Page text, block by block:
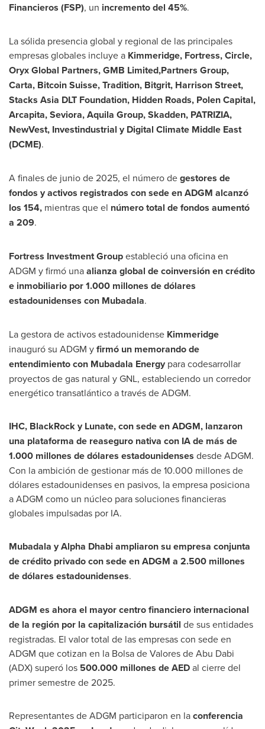
Financieros (FSP), un incremento del 45%.
La sólida presencia global y regional de las principales
empresas globales incluye a Kimmeridge, Fortress, Circle,
Oryx Global Partners, GMB Limited,Partners Group,
Carta, Bitcoin Suisse, Tradition, Bitgrit, Harrison Street,
Stacks Asia DLT Foundation, Hidden Roads, Polen Capital,
Arcapita, Seviora, Aquila Group, Skadden, PATRIZIA,
NewVest, Investindustrial y Digital Climate Middle East
(DCME).
A finales de junio de 2025, el número degestores de
fondos y activos registrados con sede en ADGM alcanzó
los 154, mientras que el número total de fondos aumentó
a 209.
Fortress Investment Groupestableció una oficina en
ADGM y firmó unaalianza global de coinversión en crédito
e inmobiliario por 1.000 millones de dólares
estadounidenses con Mubadala.
La gestora de activos estadounidense Kimmeridge
inauguró su ADGM yfirmó un memorando de
entendimiento con Mubadala Energy para codesarrollar
proyectos de gas natural y GNL, estableciendo un corredor
energético transatlántico a través de ADGM.
IHC, BlackRock y Lunate, con sede en ADGM, lanzaron
una plataforma de reaseguro nativa con IA de más de
1.000 millones de dólares estadounidenses desde ADGM.
Con la ambición de gestionar más de 10.000 millones de
dólares estadounidenses en pasivos, la empresa posiciona
a ADGM como un núcleo para soluciones financieras
globales impulsadas por IA.
Mubadala y Alpha Dhabi ampliaron su empresa conjunta
de crédito privado con sede en ADGM a 2.500 millones
de dólares estadounidenses.
ADGM es ahora el mayor centro financiero internacional
de la región por la capitalización bursátil de sus entidades
registradas. El valor total de las empresas con sede en
ADGM que cotizan en la Bolsa deValores de Abu Dabi
(ADX) superó los 500.000 millones de AEDal cierre del
primer semestre de 2025.
Representantes de ADGM participaron en laconferencia